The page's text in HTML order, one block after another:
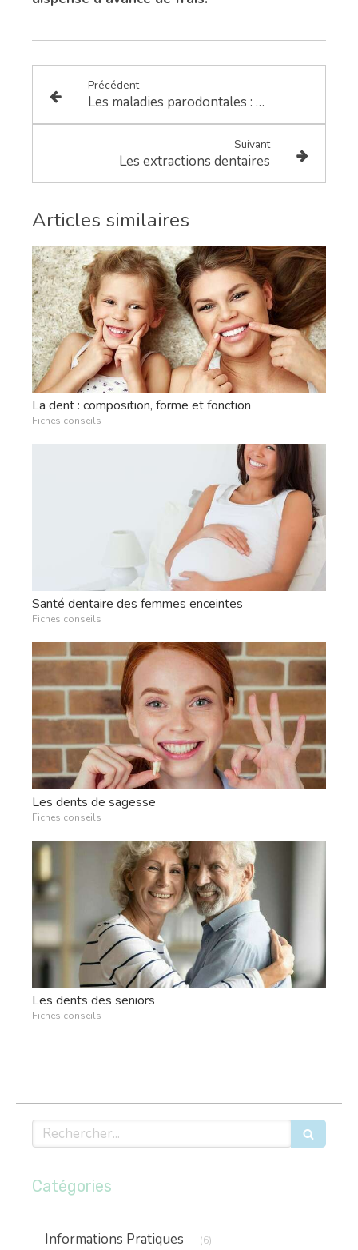
Précédent
Les maladies parodontales : diagnostic et plan de traitement
Suivant
Les extractions dentaires
Articles similaires
La dent : composition, forme et fonction
Fiches conseils
Santé dentaire des femmes enceintes
Fiches conseils
Les dents de sagesse
Fiches conseils
Les dents des seniors
Fiches conseils
Rechercher
Catégories
Informations Pratiques (6)